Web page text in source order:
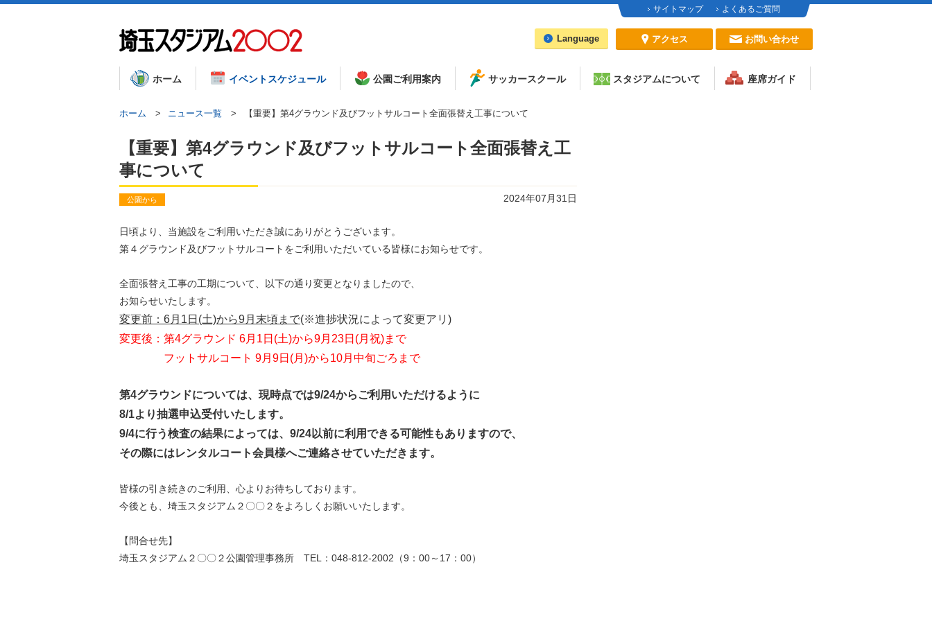
サイトマップ よくあるご質問
アクセス お問い合わせ
Language
ホーム イベントスケジュール 公園ご利用案内 サッカースクール スタジアムについて 座席ガイド
ホーム ニュース一覧 【重要】第4グラウンド及びフットサルコート全面張替え工事について
【重要】第4グラウンド及びフットサルコート全面張替え工
事について
公園から 2024年07月31日
日頃より、当施設をご利用いただき誠にありがとうございます。
第４グラウンド及びフットサルコートをご利用いただいている皆様にお知らせです。
全面張替え工事の工期について、以下の通り変更となりましたので、
お知らせいたします。
変更前：6月1日(土)から9月末頃まで(※進捗状況によって変更アリ)
変更後：第4グラウンド 6月1日(土)から9月23日(月祝)まで
フットサルコート 9月9日(月)から10月中旬ごろまで
第4グラウンドについては、現時点では9/24からご利用いただけるように
8/1より抽選申込受付いたします。
9/4に行う検査の結果によっては、9/24以前に利用できる可能性もありますので、
その際にはレンタルコート会員様へご連絡させていただきます。
皆様の引き続きのご利用、心よりお待ちしております。
今後とも、埼玉スタジアム２〇〇２をよろしくお願いいたします。
【問合せ先】
埼玉スタジアム２〇〇２公園管理事務所 TEL：048-812-2002（9：00～17：00）